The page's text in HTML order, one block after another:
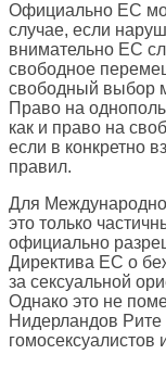
Официально ЕС
случае, если
внимательно ЕС
свободное
свободный выбор
Право на
как и право на
если в конкретно
правил.
Для
это только
официально
Директива ЕС о
за сексуальной
Однако это не
Нидерландов
гомосексуалистов